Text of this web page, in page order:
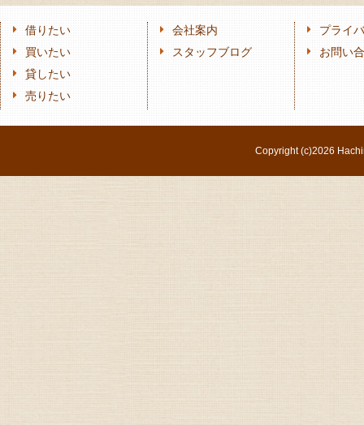
借りたい
買いたい
貸したい
売りたい
会社案内
スタッフブログ
プライ
お問い
Copyright (c)2026